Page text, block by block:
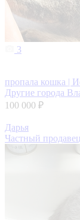
3
пропала кошка |
Другие города
100 000 ₽
Дарья
Частный продавец